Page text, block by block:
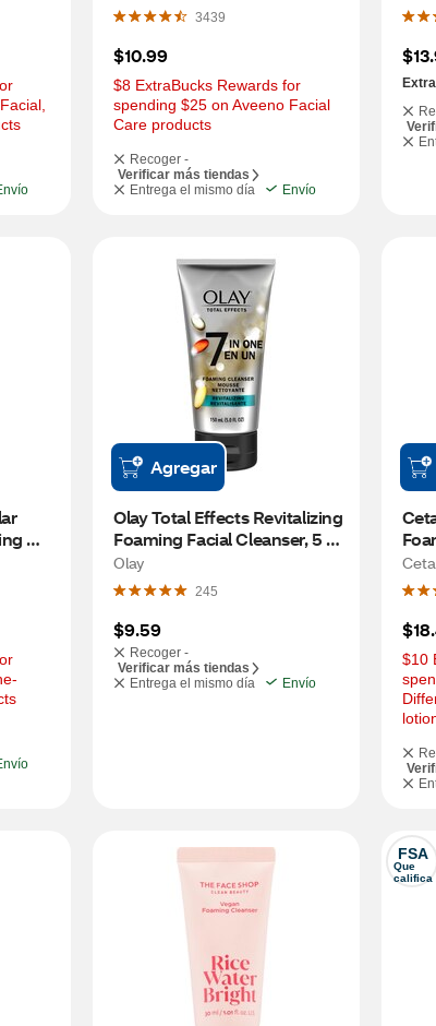
3439
$10.99
$8 ExtraBucks Rewards for
spending $25 on Aveeno Facial
Care products
Recoger -
Verificar más tiendas
Entrega el mismo día
Envío
Agregar
Olay Total Effects Revitalizing
Foaming Facial Cleanser, 5
OZ
Olay
245
$9.59
Recoger -
Verificar más tiendas
Entrega el mismo día
Envío
$10
FSA
Que
califica